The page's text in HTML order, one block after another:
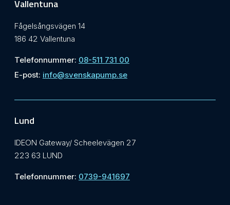
Vallentuna
Fågelsångsvägen 14
186 42 Vallentuna
Telefonnummer: 08-511 731 00
E-post: info@svenskapump.se
Lund
IDEON Gateway/ Scheelevägen 27
223 63 LUND
Telefonnummer: 0739-941697